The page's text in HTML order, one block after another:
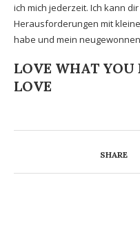
ich mich jederzeit. Ich kann
Herausforderungen mit
habe und mein
LOVE WHAT YOU
LOVE
SHARE